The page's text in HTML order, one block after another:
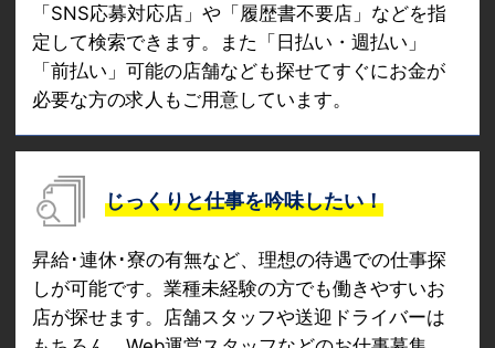
「SNS応募対応店」や「履歴書不要店」などを指
定して検索できます。また「日払い・週払い」
「前払い」可能の店舗なども探せてすぐにお金が
必要な方の求人もご用意しています。
じっくりと仕事を吟味したい！
昇給･連休･寮の有無など、理想の待遇での仕事探
しが可能です。業種未経験の方でも働きやすいお
店が探せます。店舗スタッフや送迎ドライバーは